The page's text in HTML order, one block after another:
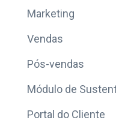
Marketing
Vendas
Pós-vendas
Módulo de
Portal do Cliente